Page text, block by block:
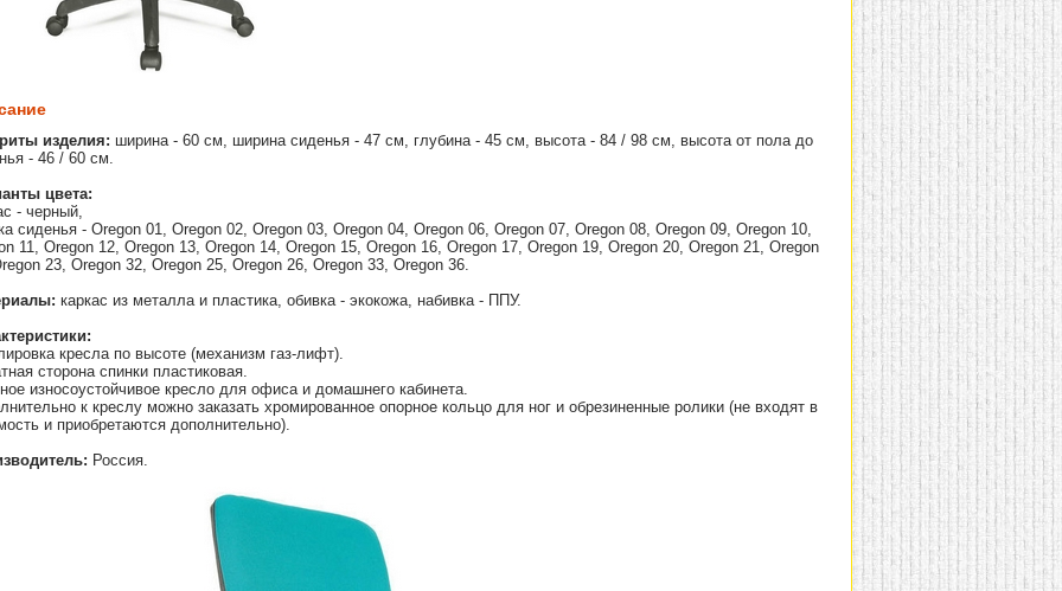
изделия: ширина - 60 см, ширина сиденья - 47 см, глубина - 45 см, высота - 84 / 98 см, высота от пола до
- 46 / 60 см.
цвета:
- черный,
сиденья - Oregon 01, Oregon 02, Oregon 03, Oregon 04, Oregon 06, Oregon 07, Oregon 08, Oregon 09, Oregon 10,
11, Oregon 12, Oregon 13, Oregon 14, Oregon 15, Oregon 16, Oregon 17, Oregon 19, Oregon 20, Oregon 21, Oregon
23, Oregon 32, Oregon 25, Oregon 26, Oregon 33, Oregon 36.
каркас из металла и пластика, обивка - экокожа, набивка - ППУ.
кресла по высоте (механизм газ-лифт).
сторона спинки пластиковая.
износоустойчивое кресло для офиса и домашнего кабинета.
к креслу можно заказать хромированное опорное кольцо для ног и обрезиненные ролики (не входят в
и приобретаются дополнительно).
Россия.